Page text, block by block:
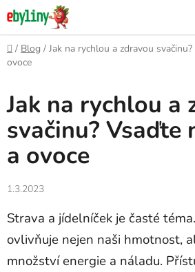
Přejít
na
obsah
Domů
/ Blog / Jak na rychlou a zdravou
ovoce
Jak na rychlou a
svačinu? Vsaďte
a ovoce
1.3.2023
Strava a jídelníček je časté
ovlivňuje nejen naši hmotnost,
množství energie a náladu.